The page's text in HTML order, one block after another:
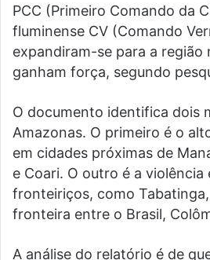
PCC (Primeiro Comando da
fluminense CV (Comando
expandiram-se para a região
ganham força, segundo
O documento identifica dois
Amazonas. O primeiro é o
em cidades próximas de
e Coari. O outro é a violência
fronteiriços, como
fronteira entre o Brasil,
A análise do relatório é de